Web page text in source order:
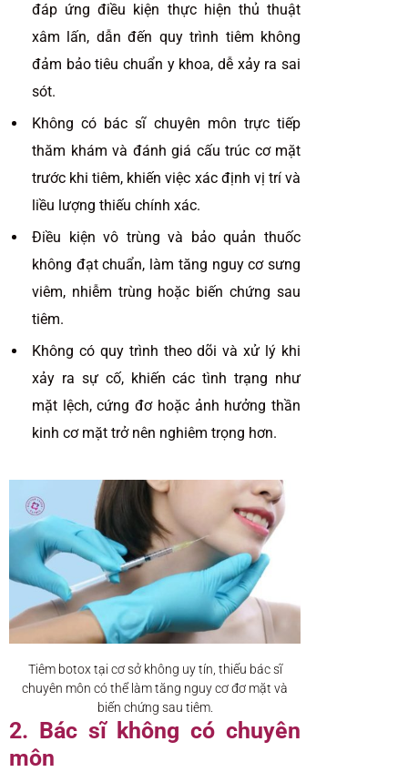
đáp ứng điều kiện thực hiện thủ thuật
xâm lấn, dẫn đến quy trình tiêm không
đảm bảo tiêu chuẩn y khoa, dễ xảy ra sai
sót.
Không có bác sĩ chuyên môn trực tiếp
thăm khám và đánh giá cấu trúc cơ mặt
trước khi tiêm, khiến việc xác định vị trí và
liều lượng thiếu chính xác.
Điều kiện vô trùng và bảo quản thuốc
không đạt chuẩn, làm tăng nguy cơ sưng
viêm, nhiễm trùng hoặc biến chứng sau
tiêm.
Không có quy trình theo dõi và xử lý khi
xảy ra sự cố, khiến các tình trạng như
mặt lệch, cứng đơ hoặc ảnh hưởng thần
kinh cơ mặt trở nên nghiêm trọng hơn.
Tiêm botox tại cơ sở không uy tín, thiếu bác sĩ
chuyên môn có thể làm tăng nguy cơ đơ mặt và
biến chứng sau tiêm.
2. Bác sĩ không có chuyên
môn